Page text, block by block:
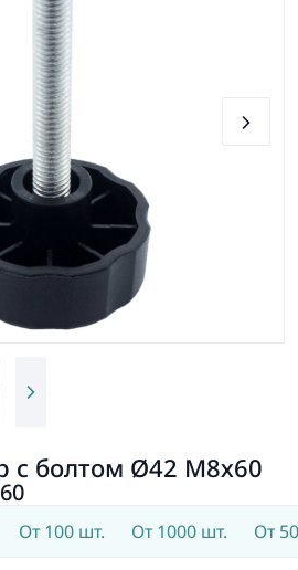
с болтом Ø42 М8х60
От 100 шт. От 1000 шт. От